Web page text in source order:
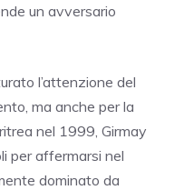
un avversario
l’attenzione del
ma anche per la
nel 1999, Girmay
per affermarsi nel
dominato da